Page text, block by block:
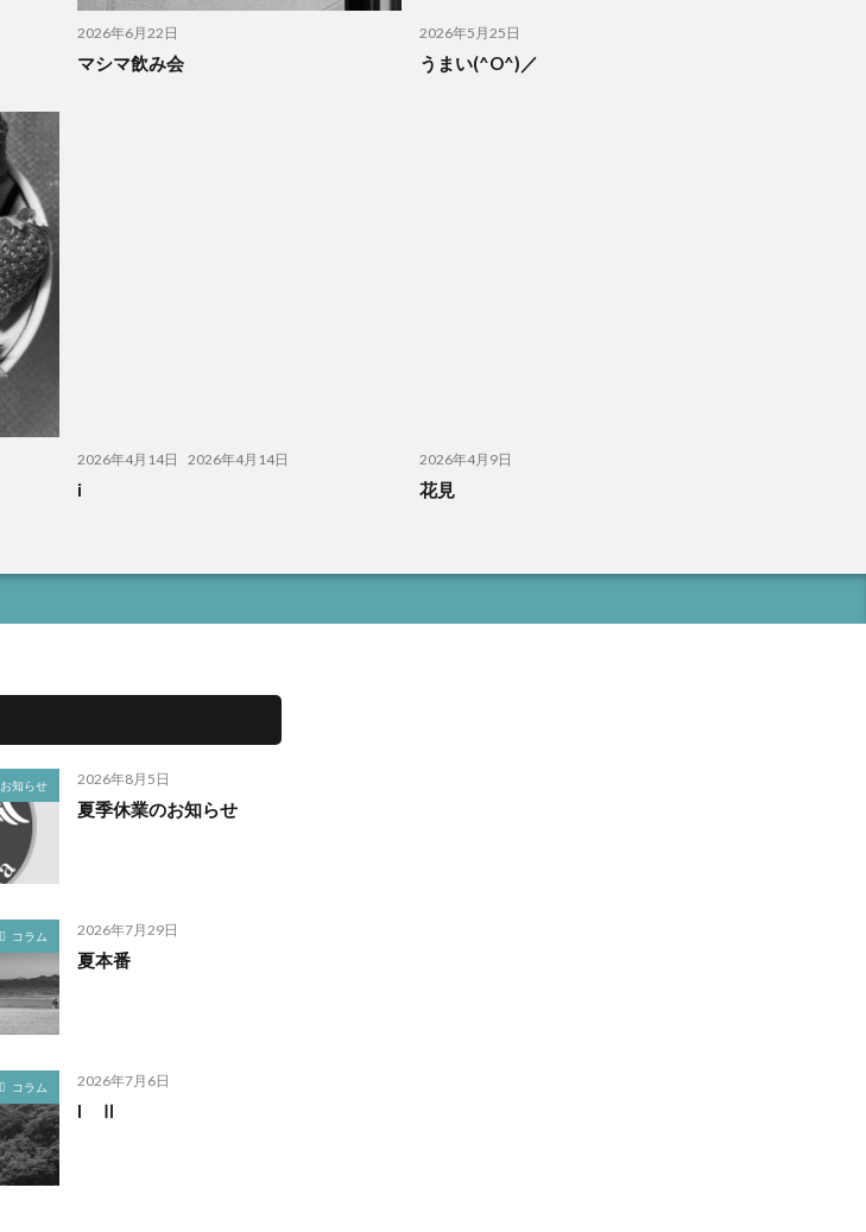
2026年6月22日
マシマ飲み会
2026年5月25日
うまい(^O^)／
2026年4月14日 2026年4月14日
i
2026年4月9日
花見
お知らせ 2026年8月5日
夏季休業のお知らせ
コラム 2026年7月29日
夏本番
コラム 2026年7月6日
I Ⅱ